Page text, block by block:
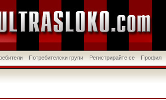
Потребителски групи Регистрирайте се Профил